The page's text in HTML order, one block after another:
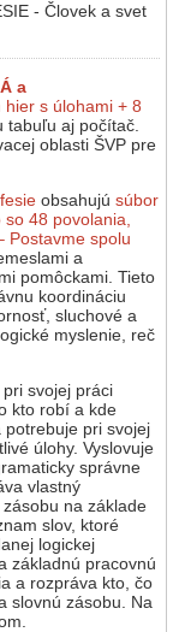
- Človek a svet
a
s úlohami + 8
tabuľu aj počítač.
oblasti ŠVP pre
obsahujú súbor
48 povolania,
Postavme spolu
a
pomôckami. Tieto
koordináciu
sluchové a
myslenie, reč
svojej práci
kto robí a kde
potrebuje pri svojej
úlohy. Vyslovuje
správne
vlastný
na základe
slov, ktoré
logickej
základnú pracovnú
a rozpráva kto, čo
slovnú zásobu. Na